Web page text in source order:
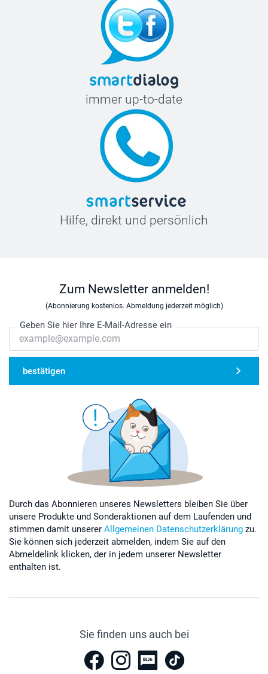
immer up-to-date
Hilfe, direkt und persönlich
Zum Newsletter anmelden!
(Abonnierung kostenlos. Abmeldung jederzeit möglich)
Geben Sie hier Ihre E-Mail-Adresse ein
bestätigen
Durch das Abonnieren unseres Newsletters bleiben Sie über
unsere Produkte und Sonderaktionen auf dem Laufenden und
stimmen damit unserer Allgemeinen Datenschutzerklärung zu.
Sie können sich jederzeit abmelden, indem Sie auf den
Abmeldelink klicken, der in jedem unserer Newsletter
enthalten ist.
Sie finden uns auch bei